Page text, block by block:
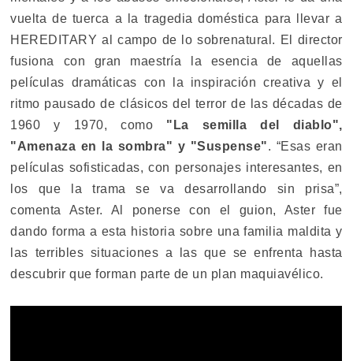
vuelta de tuerca a la tragedia doméstica para llevar a
HEREDITARY al campo de lo sobrenatural. El director
fusiona con gran maestría la esencia de aquellas
películas dramáticas con la inspiración creativa y el
ritmo pausado de clásicos del terror de las décadas de
1960 y 1970, como "La semilla del diablo",
"Amenaza en la sombra" y "Suspense". “Esas eran
películas sofisticadas, con personajes interesantes, en
los que la trama se va desarrollando sin prisa”,
comenta Aster. Al ponerse con el guion, Aster fue
dando forma a esta historia sobre una familia maldita y
las terribles situaciones a las que se enfrenta hasta
descubrir que forman parte de un plan maquiavélico.